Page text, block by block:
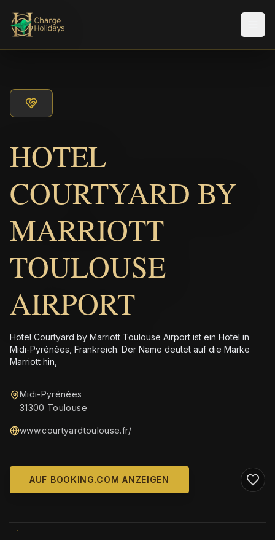
HOTEL
COURTYARD BY
MARRIOTT
TOULOUSE
AIRPORT
Hotel Courtyard by Marriott Toulouse Airport ist ein Hotel in
Midi-Pyrénées, Frankreich. Der Name deutet auf die Marke
Marriott hin,
Midi-Pyrénées
31300 Toulouse
www.courtyardtoulouse.fr/
AUF BOOKING.COM ANZEIGEN